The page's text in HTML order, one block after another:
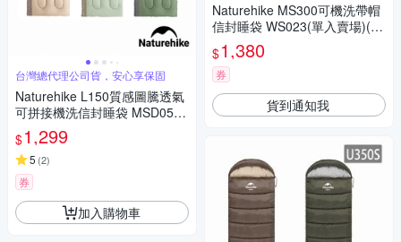
台灣總代理公司貨，安心享保固
Naturehike L150質感圖騰透氣
可拼接機洗信封睡袋 MSD05 2
入組
$1,299
5 (2)
券
加入購物車
Naturehike MS300可機洗帶帽
信封睡袋 WS023(單入賣場)(如
需拼接請2色各下單1)
$1,380
券
貨到通知我